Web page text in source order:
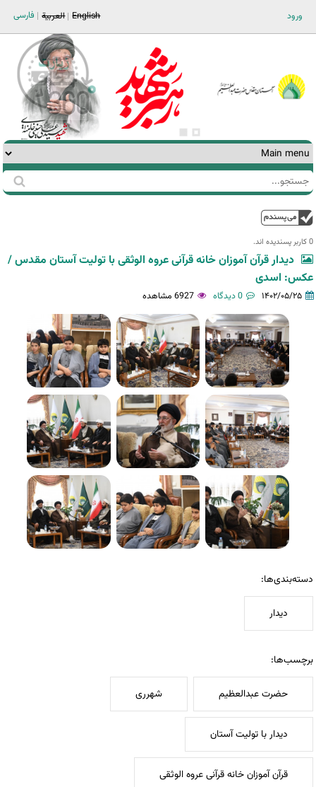
ورود فارسی العربية English
فرم
جستجو
جستجو
0 کاربر پسندیده اند.‎
دیدار قرآن آموزان خانه قرآنی عروه الوثقی با تولیت آستان مقدس /
عکس: اسدی
۱۴۰۲/۰۵/۲۵ 0 دیدگاه 6927 مشاهده
دسته‌بندی‌ها:
دیدار
برچسب‌ها:
حضرت عبدالعظیم شهرری
دیدار با تولیت آستان
قرآن آموزان خانه قرآنی عروه الوثقی